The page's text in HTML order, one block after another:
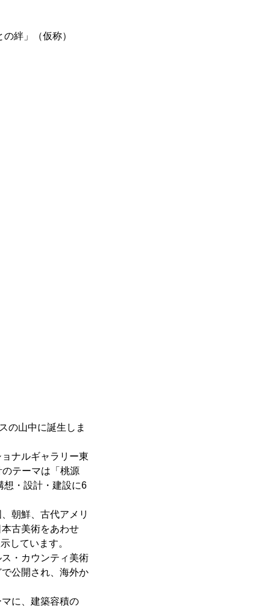
」（仮称）
の山中に誕生しま
ナルギャラリー東
テーマは「桃源
・設計・建設に6
朝鮮、古代アメリ
古美術をあわせ
しています。
・カウンティ美術
公開され、海外か
に、建築容積の